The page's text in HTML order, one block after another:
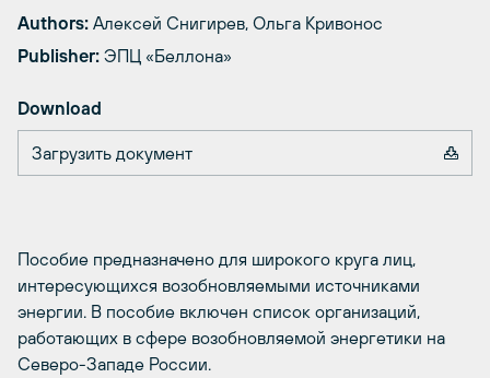
Authors: Алексей Снигирев, Ольга Кривонос
Publisher: ЭПЦ «Беллона»
Download
Загрузить документ
Пособие предназначено для широкого круга лиц,
интересующихся возобновляемыми источниками
энергии. В пособие включен список организаций,
работающих в сфере возобновляемой энергетики на
Северо-Западе России.